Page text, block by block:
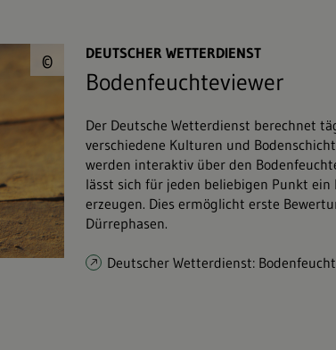
© © Viktor&#047;Fotolia.com
DEUTSCHER WETTERDIENST
Bodenfeuchteviewer
Der Deutsche Wetterdienst berechnet
verschiedene Kulturen und
werden interaktiv über den
lässt sich für jeden beliebigen Punkt
erzeugen. Dies ermöglicht erste
Dürrephasen.
Deutscher Wetterdienst: